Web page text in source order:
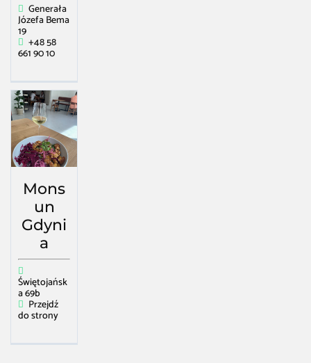
Generała
Józefa Bema
19
+48 58
661 90 10
Mons
un
Gdyni
a
Świętojańsk
a 69b
Przejdź
do strony